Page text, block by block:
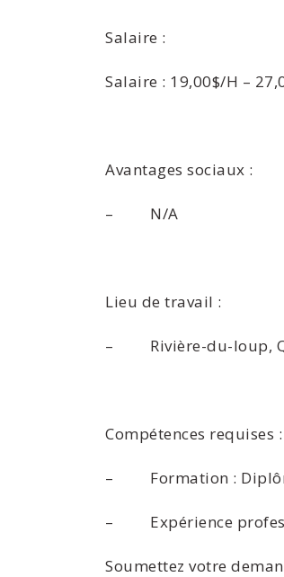
Salaire :
Salaire : 19,00$/H –
Avantages sociaux :
– N/A
Lieu de travail :
– Rivière-du-loup,
Compétences requises :
– Formation :
– Expérience
Soumettez votre